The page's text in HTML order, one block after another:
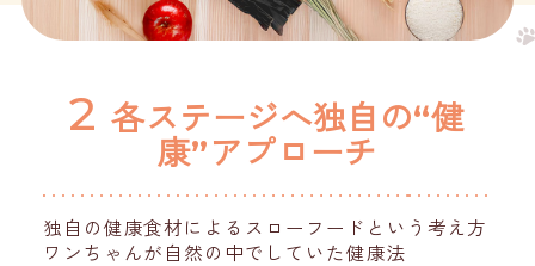
2 各ステージへ独自の“健
康”アプローチ
独自の健康食材によるスローフードという考え方
ワンちゃんが自然の中でしていた健康法